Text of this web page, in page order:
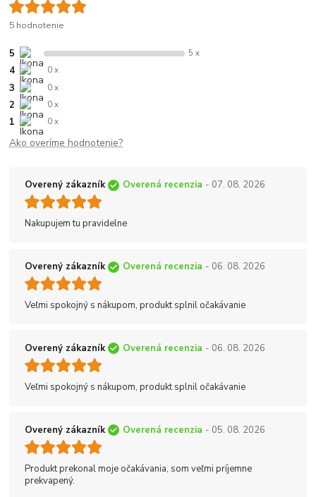
5 hodnotenie
5 5 x
4 0 x
3 0 x
2 0 x
1 0 x
Ako overíme hodnotenie?
Overený zákazník Overená recenzia - 07. 08. 2026
Nakupujem tu pravidelne
Overený zákazník Overená recenzia - 06. 08. 2026
Veľmi spokojný s nákupom, produkt splnil očakávanie
Overený zákazník Overená recenzia - 06. 08. 2026
Veľmi spokojný s nákupom, produkt splnil očakávanie
Overený zákazník Overená recenzia - 05. 08. 2026
Produkt prekonal moje očakávania, som veľmi príjemne
prekvapený.